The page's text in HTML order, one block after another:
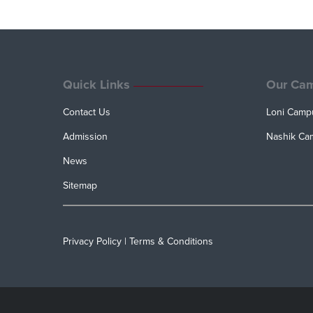
Quick Links
Contact Us
Admission
News
Sitemap
Our
Loni
Nashik
Privacy Policy | Terms & Conditions